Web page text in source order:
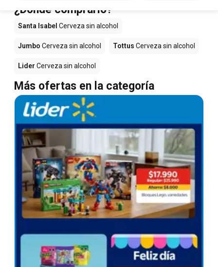
¿Dónde comprarlo?
Santa Isabel Cerveza sin alcohol
Jumbo Cerveza sin alcohol Tottus Cerveza sin alcohol
Lider Cerveza sin alcohol
Más ofertas en la categoría